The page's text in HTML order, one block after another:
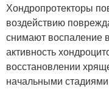
Хондропротекторы
воздействию
снимают воспаление
активность
восстановлении
начальными стадиями